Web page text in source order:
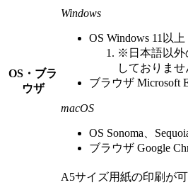
OS・ブラ
ウザ
Windows
OS Windows 11以上
※ 日本語以
しておりませ
ブラウザ Microsoft
macOS
OS Sonoma、
ブラウザ Google
A5サイズ用紙の印刷が